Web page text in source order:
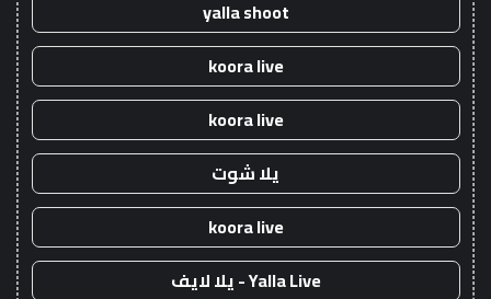
yalla shoot
koora live
koora live
يلا شوت
koora live
Yalla Live - يلا لايف